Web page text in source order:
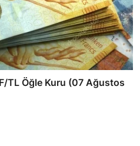
TL Öğle Kuru (07 Ağustos